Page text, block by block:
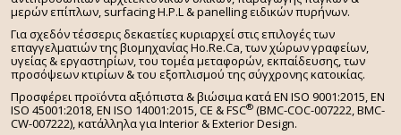
μερών επίπλων, surfacing H.P.L & panelling ειδικών πυρήνων.
Για σχεδόν τέσσερις δεκαετίες κυριαρχεί στις επιλογές των
επαγγελματιών της βιομηχανίας Ho.Re.Ca, των χώρων γραφείων,
υγείας & εργαστηρίων, του τομέα μεταφορών, εκπαίδευσης, των
προσόψεων κτιρίων & του εξοπλισμού της σύγχρονης κατοικίας.
Προσφέρει προϊόντα αξιόπιστα & βιώσιμα κατά EN ISO 9001:2015, EN
ISO 45001:2018, EN ISO 14001:2015,CE & FSC® (BMC-COC-007222, BMC-
CW-007222), κατάλληλα για Interior & Exterior Design.